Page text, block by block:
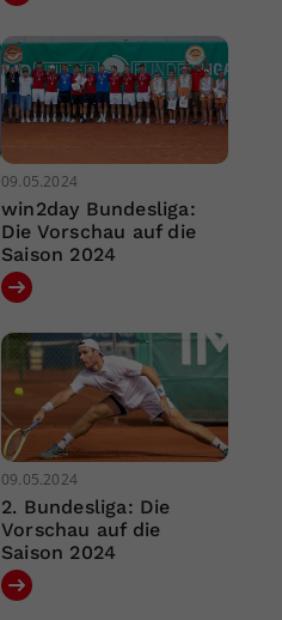
09.05.2024
win2day Bundesliga:
Die Vorschau auf die
Saison 2024
09.05.2024
2. Bundesliga: Die
Vorschau auf die
Saison 2024